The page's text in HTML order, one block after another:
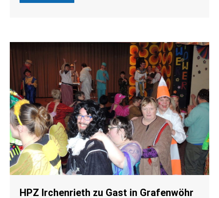
HPZ Irchenrieth zu Gast in Grafenwöhr